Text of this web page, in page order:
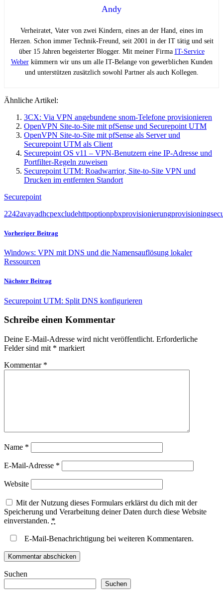
Andy
Verheiratet, Vater von zwei Kindern, eines an der Hand, eines im
Herzen. Schon immer Technik-Freund, seit 2001 in der IT tätig und seit
über 15 Jahren begeisterter Blogger. Mit meiner Firma IT-Service
Weberkümmern wir uns um alle IT-Belange von gewerblichen Kunden
und unterstützen zusätzlich sowohl Partner als auch Kollegen.
Ähnliche Artikel:
3CX: Via VPN angebundene snom-Telefone provisionieren
OpenVPN Site-to-Site mit pfSense und Securepoint UTM
OpenVPN Site-to-Site mit pfSense als Server und
Securepoint UTM als Client
Securepoint OS v11 – VPN-Benutzern eine IP-Adresse und
Portfilter-Regeln zuweisen
Securepoint UTM: Roadwarrior, Site-to-Site VPN und
Drucken im entfernten Standort
Securepoint
2242avayadhcpexcludehttpoptionpbxprovisionierungprovisioning
Vorheriger Beitrag
Windows: VPN mit DNS und die Namensauflösung lokaler
Ressourcen
Nächster Beitrag
Securepoint UTM: Split DNS konfigurieren
Schreibe einen Kommentar
Deine E-Mail-Adresse wird nicht veröffentlicht. Erforderliche
Felder sind mit * markiert
Kommentar *
Name *
E-Mail-Adresse *
Website
Mit der Nutzung dieses Formulars erklärst du dich mit der
Speicherung und Verarbeitung deiner Daten durch diese Website
einverstanden. *
E-Mail-Benachrichtigung bei weiteren Kommentaren.
Suchen
Suchen